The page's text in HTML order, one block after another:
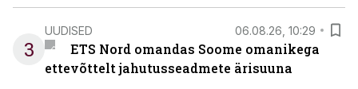
3
UUDISED 06.08.26, 10:29
ETS Nord omandas Soome omanikega
ettevõttelt jahutusseadmete ärisuuna